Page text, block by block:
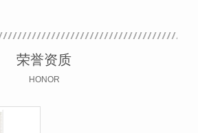
荣誉资质
HONOR